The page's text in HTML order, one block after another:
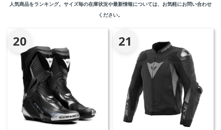
人気商品をランキング。サイズ毎の在庫状況や最新情報については、お気軽にお問い合わせ
ください。
20 21